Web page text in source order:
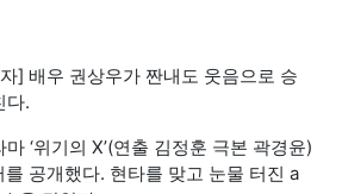
] 배우 권상우가 짠내도 웃음으로 승
다.
‘위기의 X’(연출 김정훈 극본 곽경윤)
공개했다. 현타를 맞고 눈물 터진 a